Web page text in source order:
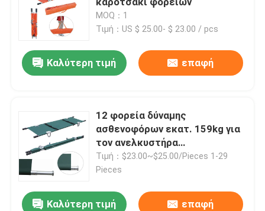
MOQ：1
Τιμή：US $ 25.00- $ 23.00 / pcs
Καλύτερη τιμή επαφή
12 φορεία δύναμης
ασθενοφόρων εκατ. 159kg για
τον ανελκυστήρα
ασθενοφόρων για την
περιποίηση κανενός
Τιμή：$23.00~$25.00/Pieces 1-29
Pieces
Καλύτερη τιμή επαφή